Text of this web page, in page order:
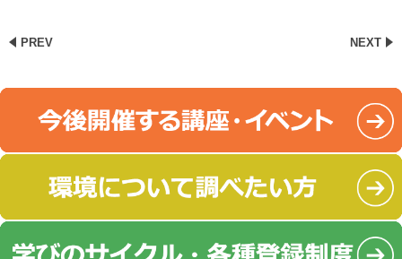
PREV NEXT